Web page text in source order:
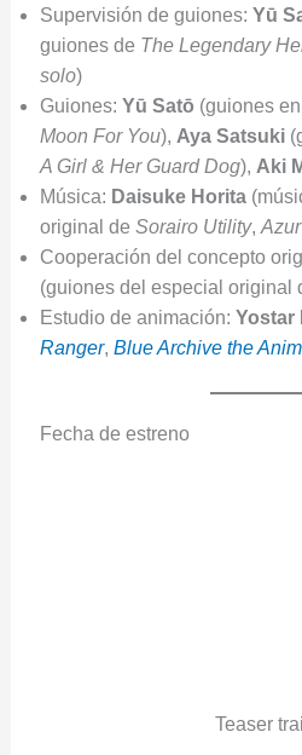
Supervisión de guiones: Yū
guiones de The Legendary
solo)
Guiones: Yū Satō (guiones en
Moon For You), Aya Satsuki
A Girl & Her Guard Dog), Aki
Música: Daisuke Horita
original de Sorairo Utility,
Cooperación del concepto
(guiones del especial original
Estudio de animación: Yostar
Ranger, Blue Archive the
Fecha de estreno
Teaser